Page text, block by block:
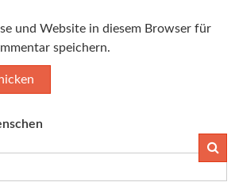
und Website in diesem Browser für
speichern.